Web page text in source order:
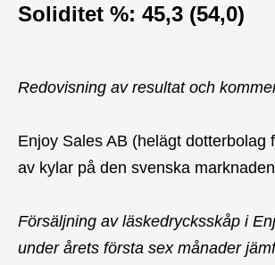
Soliditet %: 45,3 (54,0)
Redovisning av resultat och
Enjoy Sales AB (helägt dotterbolag
av kylar på den svenska
Försäljning av läskedrycksskåp i
under årets första sex månader